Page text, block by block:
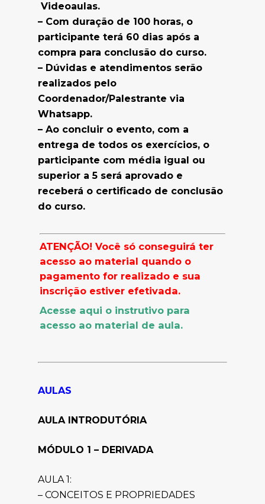
Videoaulas.
– Com duração de 100 horas, o
participante terá 60 dias após a
compra para conclusão do curso.
– Dúvidas e atendimentos serão
realizados pelo
Coordenador/Palestrante via
Whatsapp.
– Ao concluir o evento, com a
entrega de todos os exercícios, o
participante com média igual ou
superior a 5 será aprovado e
receberá o certificado de conclusão
do curso.
ATENÇÃO! Você só conseguirá ter
acesso ao material quando o
pagamentofor realizado e sua
inscrição estiver efetivada.
Acesse aqui o instrutivo para
acesso ao material de aula.
AULAS
AULA INTRODUTÓRIA
MÓDULO 1 – DERIVADA
AULA 1:
– CONCEITOS E PROPRIEDADES